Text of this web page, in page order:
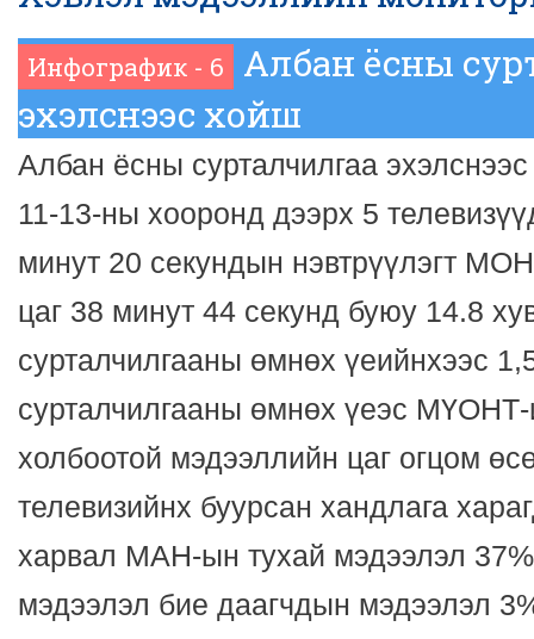
Инфографик - 6
Албан ёсны
эхэлснээс хойш
Албан ёсны сурталчилгаа
11-13-ны хооронд дээрх 5
минут 20 секундын нэвтрүүлэгт
цаг 38 минут 44 секунд буюу 14.8
сурталчилгааны өмнөх үеийнхээс
сурталчилгааны өмнөх үеэс МҮОНТ-
холбоотой мэдээллийн цаг огцом
телевизийнх буурсан хандлага
харвал МАН-ын тухай мэдээлэл
мэдээлэл бие даагчдын мэдээлэл